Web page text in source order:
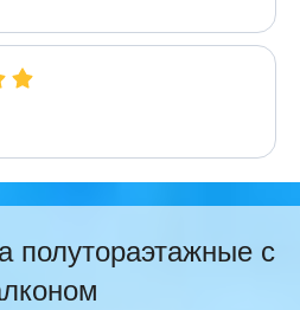
полутораэтажные с